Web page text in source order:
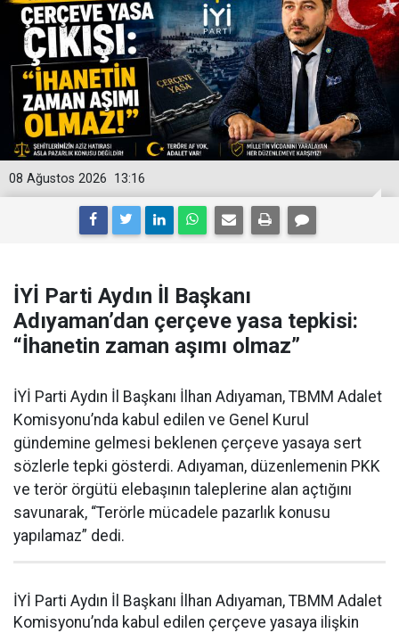
13:16
08 Ağustos 2026
İYİ Parti Aydın İl Başkanı
Adıyaman’dan çerçeve yasa tepkisi:
“İhanetin zaman aşımı olmaz”
İYİ Parti Aydın İl Başkanı İlhan Adıyaman, TBMM Adalet
Komisyonu’nda kabul edilen ve Genel Kurul
gündemine gelmesi beklenen çerçeve yasaya sert
sözlerle tepki gösterdi. Adıyaman, düzenlemenin PKK
ve terör örgütü elebaşının taleplerine alan açtığını
savunarak, “Terörle mücadele pazarlık konusu
yapılamaz” dedi.
İYİ Parti Aydın İl Başkanı İlhan Adıyaman, TBMM Adalet
Komisyonu’nda kabul edilen çerçeve yasaya ilişkin